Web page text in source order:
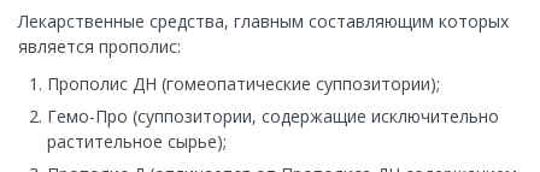
Лекарственные средства, главным составляющим которых
является прополис:
Прополис ДН (гомеопатические суппозитории);
Гемо-Про (суппозитории, содержащие исключительно
растительное сырье);